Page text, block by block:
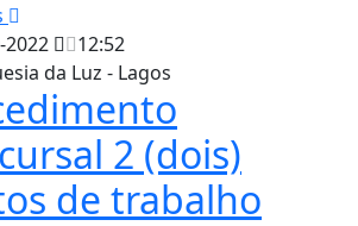
2022
12:52
da Luz - Lagos
2 (dois)
de trabalho